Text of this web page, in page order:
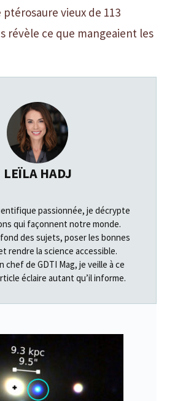
vieux de 113
révèle ce que mangeaient les
LEÏLA HADJ
passionnée, je décrypte
qui façonnent notre monde.
fond des sujets, poser les bonnes
rendre la science accessible.
chef de GDTI Mag, je veille à ce
éclaire autant qu’il informe.